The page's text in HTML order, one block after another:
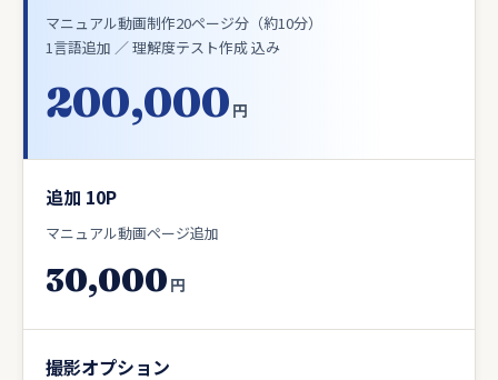
マニュアル動画制作20ページ分（約10分）
1言語追加 ／ 理解度テスト作成 込み
200,000 円
追加 10P
マニュアル動画ページ追加
30,000 円
撮影オプション